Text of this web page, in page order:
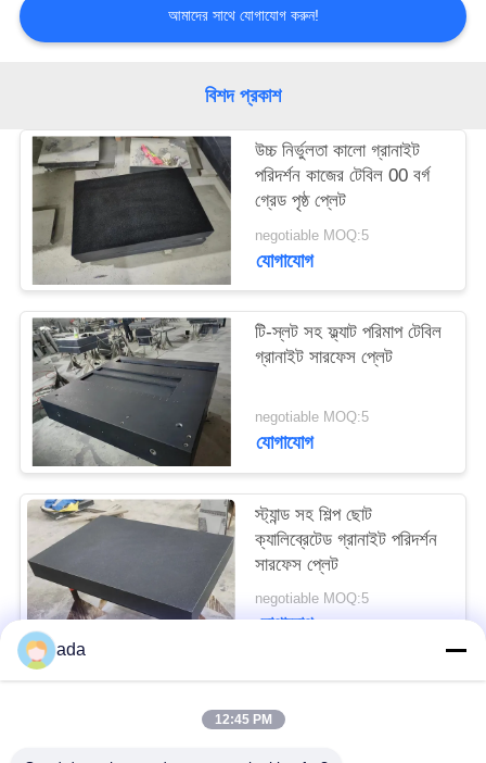
উদ্ধৃতির
আবেদন
PRIVACY
POLICY
আমাদের সাথে যোগাযোগ করুন!
বিশদ প্রকাশ
উচ্চ নির্ভুলতা কালো গ্রানাইট
পরিদর্শন কাজের টেবিল 00 বর্গ
গ্রেড পৃষ্ঠ প্লেট
negotiable MOQ:5
যোগাযোগ
টি-স্লট সহ ফ্ল্যাট পরিমাপ টেবিল
গ্রানাইট সারফেস প্লেট
negotiable MOQ:5
যোগাযোগ
স্ট্যান্ড সহ শিল্প ছোট
ক্যালিব্রেটেড গ্রানাইট পরিদর্শন
সারফেস প্লেট
negotiable MOQ:5
যোগাযোগ
ada
12:45 PM